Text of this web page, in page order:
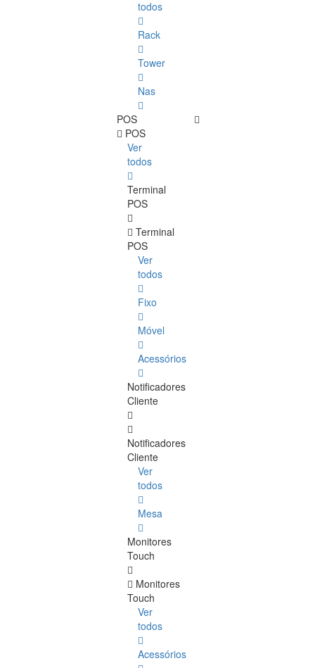
todos
Rack
Tower
Nas
POS
POS
Ver
todos
Terminal
POS
Terminal
POS
Ver
todos
Fixo
Móvel
Acessórios
Notificadores
Cliente
Notificadores
Cliente
Ver
todos
Mesa
Monitores
Touch
Monitores
Touch
Ver
todos
Acessórios